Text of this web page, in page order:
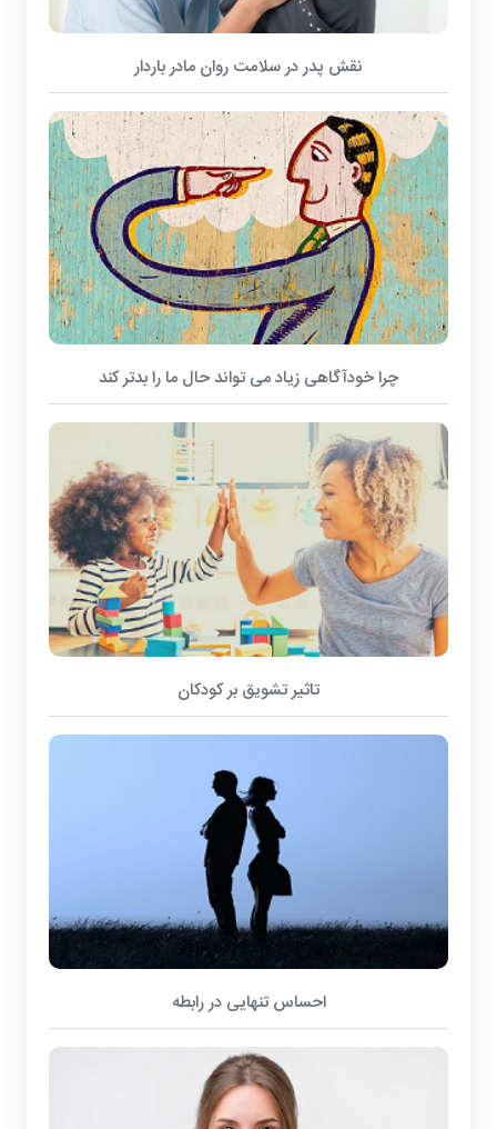
نقش پدر در سلامت روان مادر باردار
چرا خودآگاهی زیاد می تواند حال ما را بدتر کند
تاثیر تشویق بر کودکان
احساس تنهایی در رابطه